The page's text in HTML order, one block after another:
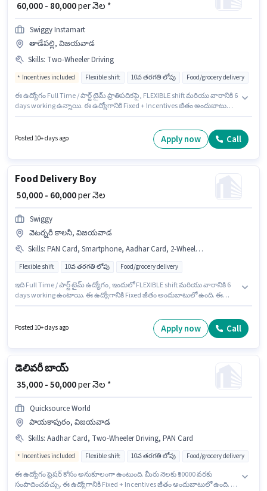
₹ 60,000 - 80,000per నెల *
Swiggy Instamart
తాడేపల్లి, విజయవాడ
Skills: Two-Wheeler Driving
Incentives included Flexible shift 10వ తరగతి లోపు Food/grocery delivery
ఈ ఉద్యోగం Full Time / పార్ట్ టైమ్ ప్రాతిపదికపై, FLEXIBLE shift మరియు వారానికి 6
days working ఉన్నాయి. ఈ ఉద్యోగానికి Fixed + Incentives జీతం అందుబాటులో
ఉండాలి. ఈ ఉద్యోగం తాడేపల్లి, విజయవాడ లో ఉంది. ఈ ఉద్యోగంలో అదనపు
Posted 10+ days ago Apply now Call
Food Delivery Boy
₹ 50,000 - 60,000per నెల
Swiggy
వెటర్నరీ కాలనీ, విజయవాడ
Skills: PAN Card, Smartphone, Aadhar Card, 2-Wheeler Driving Licence, Bike, Cycle, Two-Wheeler Driving, RC, Bank Account
Flexible shift 10వ తరగతి లోపు Food/grocery delivery
ఇది Full Time / పార్ట్ టైమ్ ఉద్యోగం, ఇందులో FLEXIBLE shift మరియు వారానికి 6
days working ఉంటాయి. ఈ ఉద్యోగానికి Fixed జీతం అందుబాటులో ఉంది. ఈ
ఆధారపడి ఇప్పించబడతాయి. ఈ ఉద్యోగానికి 10వ తరగతి లోపు అర్హత ఉన్న
అభ్యర్థులు దరఖాస్తు చేయవచ్చు. ఈ ఉద్యోగానికి అర్హత పొందేందుకు అభ్యర్థికి Two-
Posted 10+ days ago Apply now Call
డెలివరీ బాయ్
₹ 35,000 - 50,000per నెల *
Quicksource World
పాయకాపురం, విజయవాడ
Skills: Aadhar Card, Two-Wheeler Driving, PAN Card
Incentives included Flexible shift 10వ తరగతి లోపు Food/grocery delivery
ఈ ఉద్యోగం ఫ్రెషర్ కోసం అనుకూలంగా ఉంటుంది. మీరు నెలకు ₹50000 వరకు
సంపాదించవచ్చు. ఈ ఉద్యోగానికి Fixed + Incentives జీతం అందుబాటులో ఉంది. ఈ